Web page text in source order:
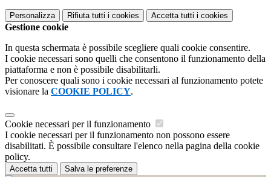
Personalizza Rifiuta tutti i cookies Accetta tutti i cookies
Gestione cookie
In questa schermata è possibile scegliere quali cookie consentire.
I cookie necessari sono quelli che consentono il funzionamento della
piattaforma e non è possibile disabilitarli.
Per conoscere quali sono i cookie necessari al funzionamento potete
visionare la COOKIE POLICY.
Cookie necessari per il funzionamento
I cookie necessari per il funzionamento non possono essere
disabilitati. È possibile consultare l'elenco nella pagina della cookie
policy.
Accetta tutti Salva le preferenze